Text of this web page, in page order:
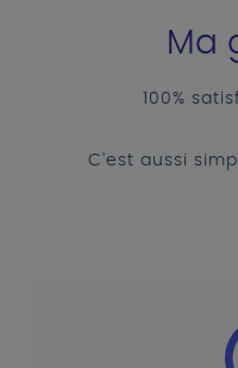
Ma
100%
C'est aussi